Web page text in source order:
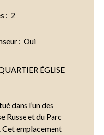
: 2
: Oui
ÉGLISE
dans l’un des
Russe et du Parc
emplacement